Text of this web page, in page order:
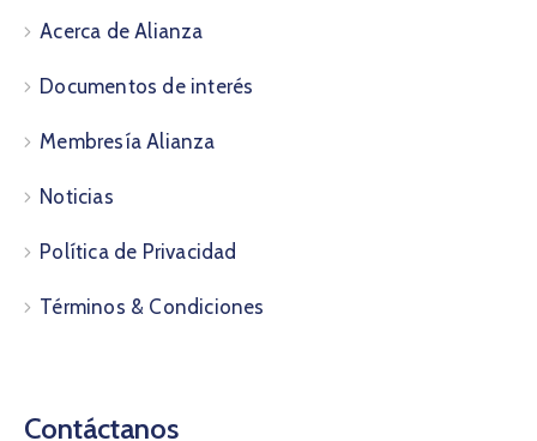
Acerca de Alianza
Documentos de interés
Membresía Alianza
Noticias
Política de Privacidad
Términos & Condiciones
Contáctanos